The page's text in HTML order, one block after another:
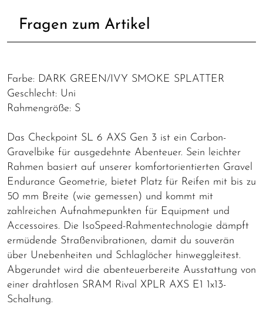
Fragen zum Artikel
Farbe: DARK GREEN/IVY SMOKE SPLATTER
Geschlecht: Uni
Rahmengröße: S
Das Checkpoint SL 6 AXS Gen 3 ist ein Carbon-
Gravelbike für ausgedehnte Abenteuer. Sein leichter
Rahmen basiert auf unserer komfortorientierten Gravel
Endurance Geometrie, bietet Platz für Reifen mit bis zu
50 mm Breite (wie gemessen) und kommt mit
zahlreichen Aufnahmepunkten für Equipment und
Accessoires. Die IsoSpeed-Rahmentechnologie dämpft
ermüdende Straßenvibrationen, damit du souverän
über Unebenheiten und Schlaglöcher hinweggleitest.
Abgerundet wird die abenteuerbereite Ausstattung von
einer drahtlosen SRAM Rival XPLR AXS E1 1x13-
Schaltung.